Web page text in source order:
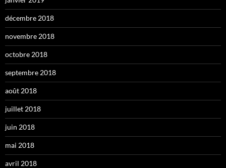
décembre 2018
novembre 2018
octobre 2018
septembre 2018
août 2018
juillet 2018
juin 2018
mai 2018
avril 2018